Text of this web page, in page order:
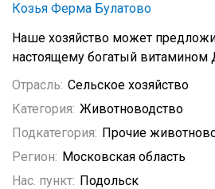
Козья Ферма Булатово
Наше хозяйство может
настоящему богатый витамином
Отрасль: Сельское хозяйство
Категория: Животноводство
Подкатегория: Прочие
Регион: Московская область
Нас. пункт: Подольск